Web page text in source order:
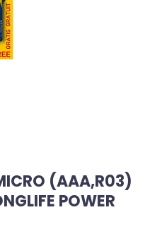
(AAA,R03)
POWER